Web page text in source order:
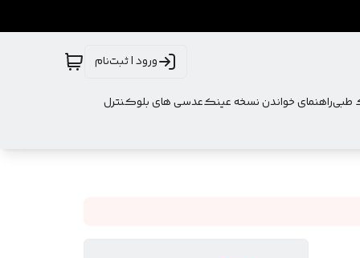
ورود | ثبت‌نام
طبیراهنمای خواندن نسخه عینکعدسی های بلوکنترل